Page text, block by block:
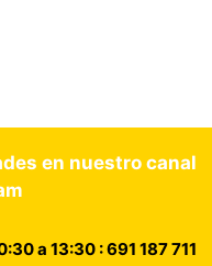
en nuestro canal
a 13:30 : 691 187 711